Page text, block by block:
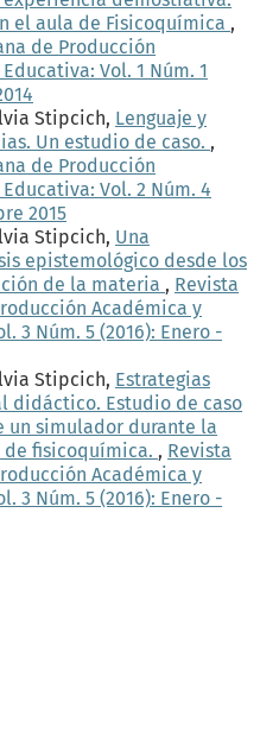
el aula de Fisicoquímica ,
de Producción
Vol. 1 Núm. 1
Stipcich, Lenguaje y
Un estudio de caso. ,
de Producción
Vol. 2 Núm. 4
2015
Stipcich, Una
epistemológico desde los
de la materia , Revista
Académica y
3 Núm. 5 (2016): Enero -
Stipcich, Estrategias
didáctico. Estudio de caso
un simulador durante la
fisicoquímica. , Revista
Académica y
3 Núm. 5 (2016): Enero -